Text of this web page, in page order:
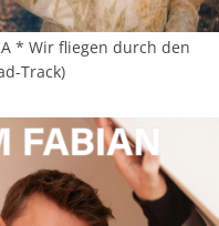
* Wir fliegen durch den
Track)